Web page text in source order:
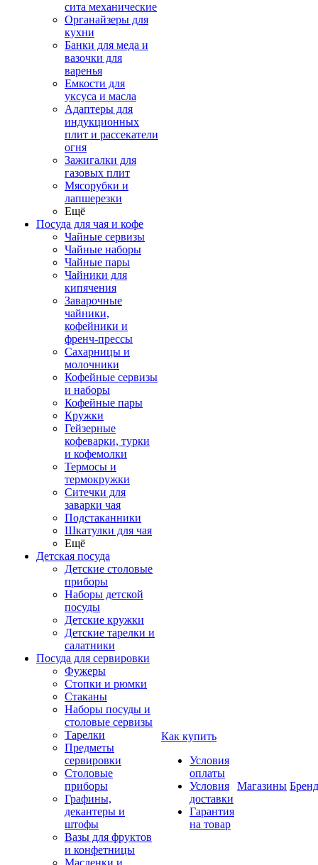
сита механические
Органайзеры для
кухни
Банки для меда и
вазочки для
варенья
Емкости для
уксуса и масла
Адаптеры для
индукционных
плит и рассекатели
огня
Зажигалки для
газовых плит
Мясорубки и
лапшерезки
Ещё
Посуда для чая и кофе
Чайные сервизы
Чайные наборы
Чайные пары
Чайники для
кипячения
Заварочные
чайники,
кофейники и
френч-прессы
Сахарницы и
молочники
Кофейные сервизы
и наборы
Кофейные пары
Кружки
Гейзерные
кофеварки, турки
и кофемолки
Термосы и
термокружки
Ситечки для
заварки чая
Подстаканники
Шкатулки для чая
Ещё
Детская посуда
Детские столовые
приборы
Наборы детской
посуды
Детские кружки
Детские тарелки и
салатники
Посуда для сервировки
Фужеры
Стопки и рюмки
Стаканы
Наборы посуды и
столовые сервизы
Тарелки
Предметы
сервировки
Столовые
приборы
Графины,
декантеры и
штофы
Вазы для фруктов
и конфетницы
Масленки и
Как купить
Условия
оплаты
Условия
доставки
Гарантия
на товар
Магазины